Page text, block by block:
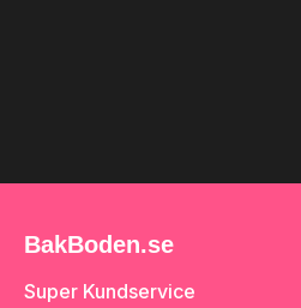
BakBoden.se
Super Kundservice